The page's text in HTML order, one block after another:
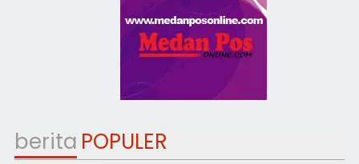
berita POPULER